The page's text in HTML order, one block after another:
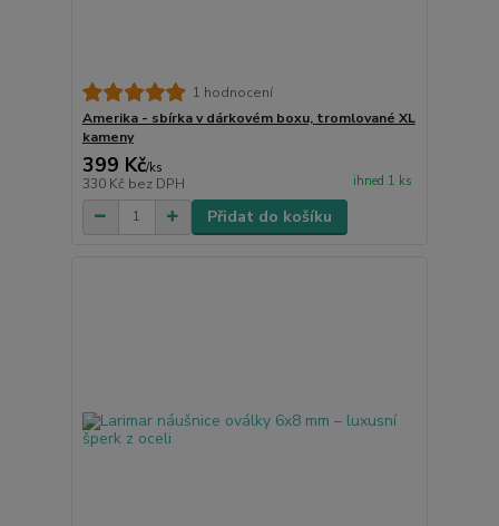
1 hodnocení
Amerika - sbírka v dárkovém boxu, tromlované XL
kameny
399 Kč/ks
330 Kč bez DPH ihned 1 ks
Přidat do košíku